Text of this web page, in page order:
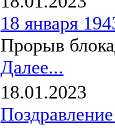
18 января
Прорыв
Далее...
18.01.2023